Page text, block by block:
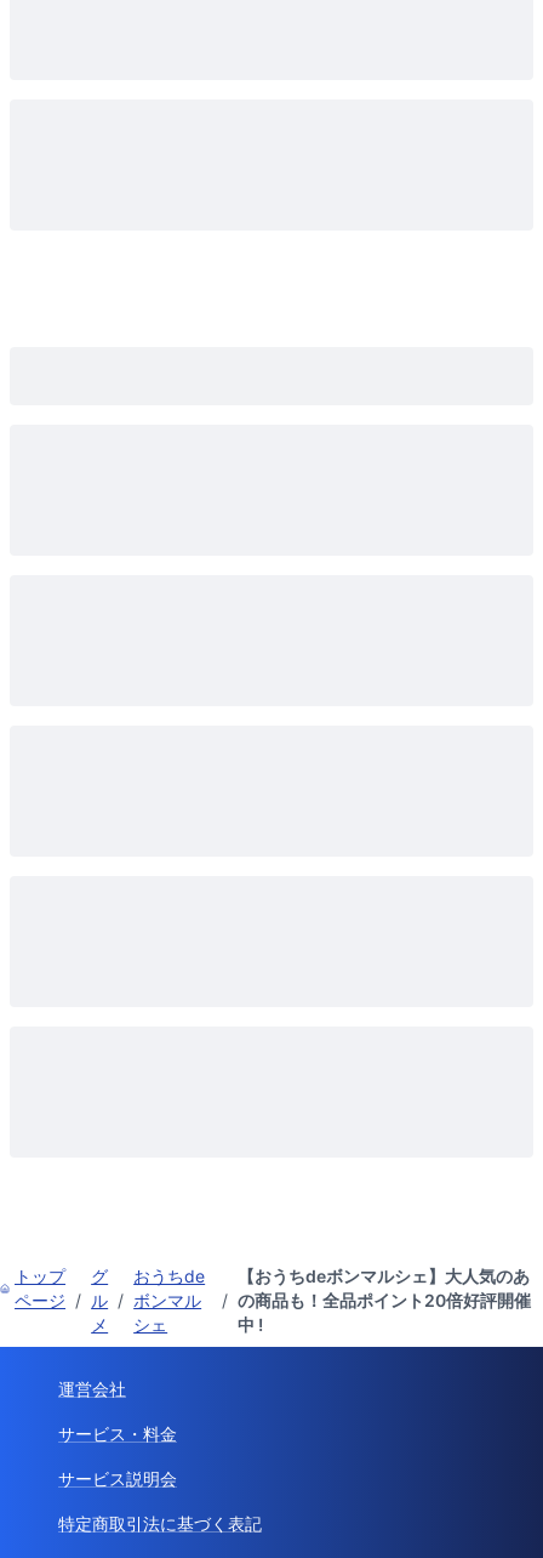
トップ
ページ /
グ
ル
メ
/
おうちde
ボンマル
シェ
/
【おうちdeボンマルシェ】大人気のあ
の商品も！全品ポイント20倍好評開催
中 !
運営会社
サービス・料金
サービス説明会
特定商取引法に基づく表記